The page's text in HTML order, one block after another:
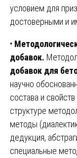
условием для
достоверными и
•
добавок.
добавок для
научно
состава и
структуре
методы
дедукция,
специальные